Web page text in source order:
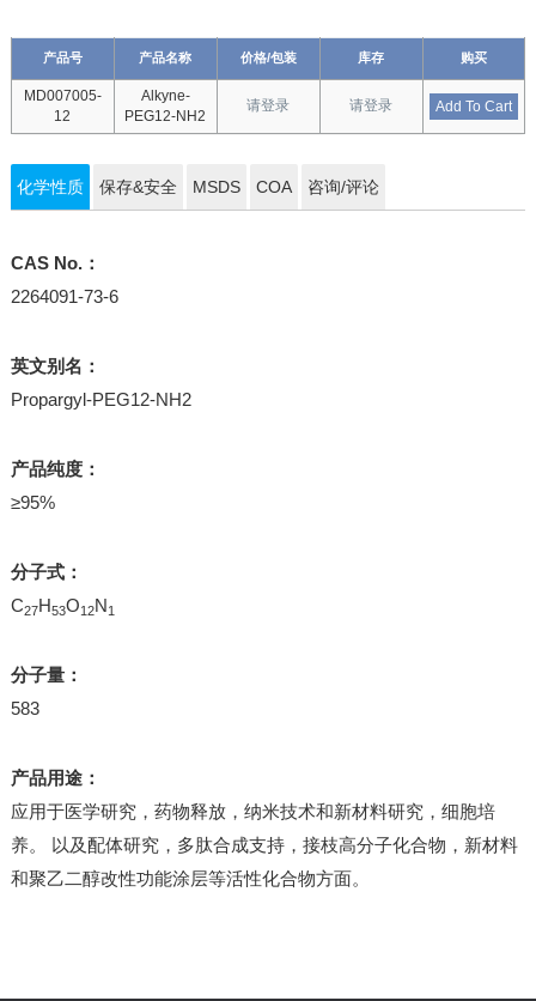
产品号 产品名称 价格/包装 库存 购买
MD007005-
12
Alkyne-
PEG12-NH2
请登录 请登录 Add To Cart
化学性质 保存&安全 MSDS COA 咨询/评论
CAS No.：
2264091-73-6
英文别名：
Propargyl-PEG12-NH2
产品纯度：
≥95%
分子式：
C27H53O12N1
分子量：
583
产品用途：
应用于医学研究，药物释放，纳米技术和新材料研究，细胞培
养。 以及配体研究，多肽合成支持，接枝高分子化合物，新材料
和聚乙二醇改性功能涂层等活性化合物方面。